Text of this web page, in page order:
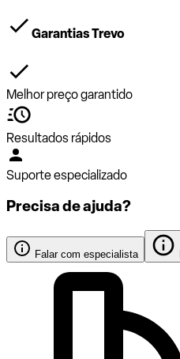
Garantias Trevo
Melhor preço garantido
Resultados rápidos
Suporte especializado
Precisa de ajuda?
Falar com especialista